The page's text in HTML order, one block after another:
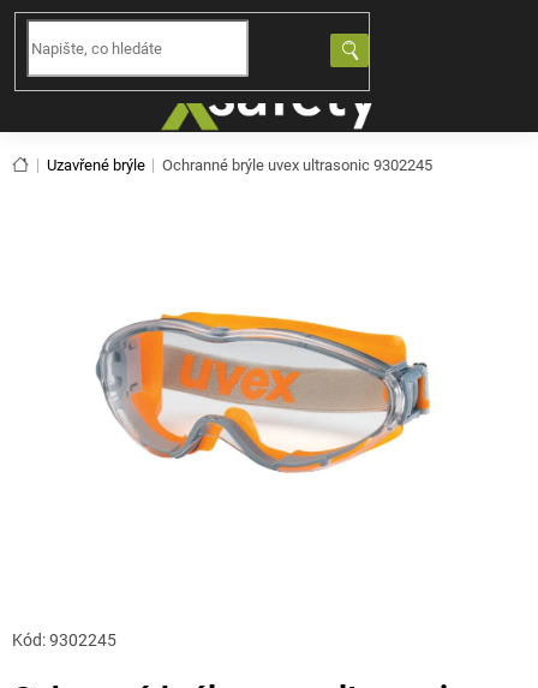
Přejít
obsah
Domů
Uzavřené brýle Ochranné brýle uvex ultrasonic 9302245
Kód:9302245